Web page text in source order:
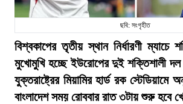
ছবি: সংগৃহীত
বিশ্বকাপের তৃতীয় স্থান নির্ধারণী ম্যাচে
মুখোমুখি হচ্ছে ইউরোপের দুই শক্তিশালী দল
যুক্তরাষ্ট্রের মিয়ামির হার্ড রক স্টেডিয়ামে
বাংলাদেশ সময় রোববার রাত ৩টায় শুরু হবে